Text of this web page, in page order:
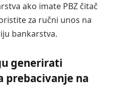
ako imate PBZ čitač
za ručni unos na
bankarstva.
generirati
prebacivanje na